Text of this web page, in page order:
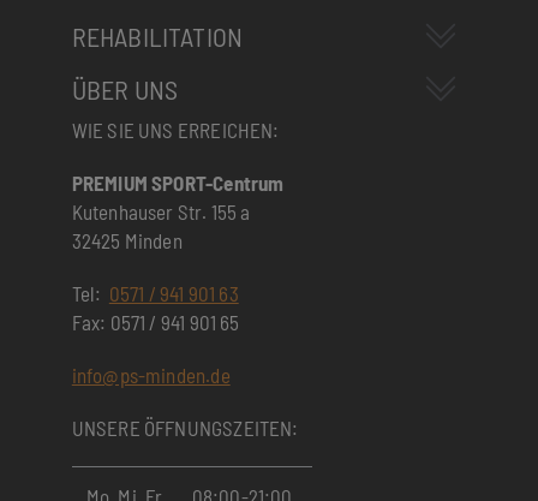
REHABILITATION
ÜBER UNS
WIE SIE UNS ERREICHEN:
PREMIUM SPORT-Centrum
Kutenhauser Str. 155 a
32425 Minden
Tel: 0571 / 941 901 63
Fax: 0571 / 941 901 65
info@ps-minden.de
UNSERE ÖFFNUNGSZEITEN:
Mo, Mi, Fr 08:00-21:00